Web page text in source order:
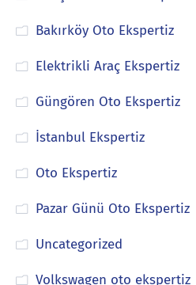
Bakırköy Oto Ekspertiz
Elektrikli Araç Ekspertiz
Güngören Oto Ekspertiz
İstanbul Ekspertiz
Oto Ekspertiz
Pazar Günü Oto Ekspertiz
Uncategorized
Volkswagen oto ekspertiz